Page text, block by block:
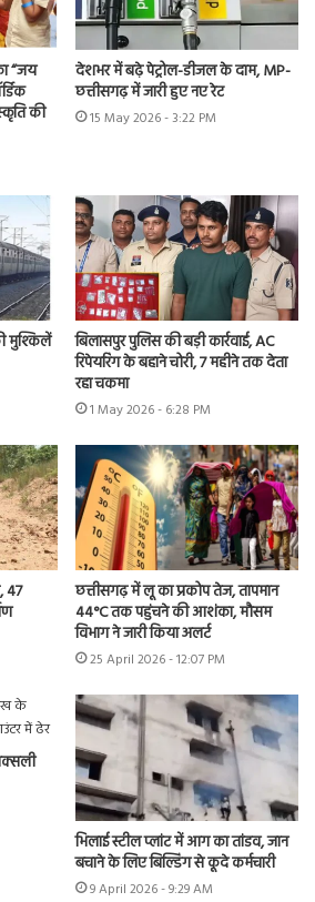
“जय
की
देशभर में बढ़े पेट्रोल-डीजल के दाम, MP-
छत्तीसगढ़ में जारी हुए नए रेट
15 May 2026 - 3:22 PM
मुश्किलें
बिलासपुर पुलिस की बड़ी कार्रवाई, AC
रिपेयरिंग के बहाने चोरी, 7 महीने तक देता
रहा चकमा
1 May 2026 - 6:28 PM
47
छत्तीसगढ़ में लू का प्रकोप तेज, तापमान
44°C तक पहुंचने की आशंका, मौसम
विभाग ने जारी किया अलर्ट
25 April 2026 - 12:07 PM
भिलाई स्टील प्लांट में आग का तांडव, जान
बचाने के लिए बिल्डिंग से कूदे कर्मचारी
9 April 2026 - 9:29 AM